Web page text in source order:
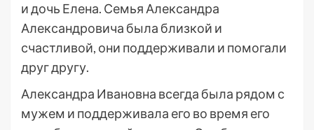
и дочь Елена. Семья Александра
Александровича была близкой и
счастливой, они поддерживали и помогали
друг другу.
Александра Ивановна всегда была рядом с
мужем и поддерживала его во время его